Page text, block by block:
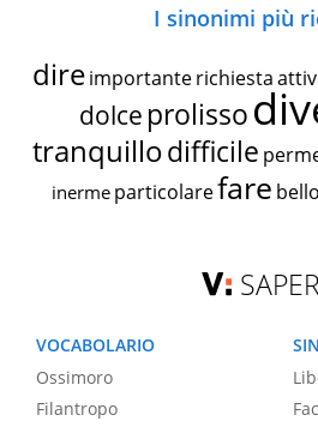
I sinonimi più
dire importante richiesta
dolce prolisso
tranquillodifficile
inerme particolarefare bello
VOCABOLARIO
Ossimoro
Filantropo